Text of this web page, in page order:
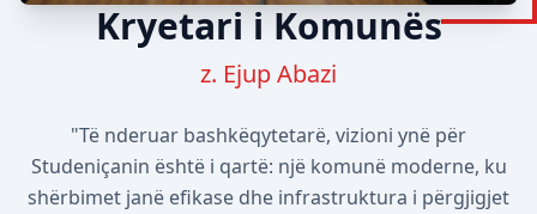
Kryetari i Komunës
z. Ejup Abazi
"Të nderuar bashkëqytetarë, vizioni ynë për
Studeniçanin është i qartë: një komunë moderne, ku
shërbimet janë efikase dhe infrastruktura i përgjigjet